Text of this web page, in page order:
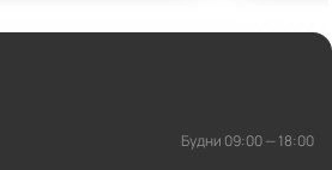
Будни 09:00 — 18:00